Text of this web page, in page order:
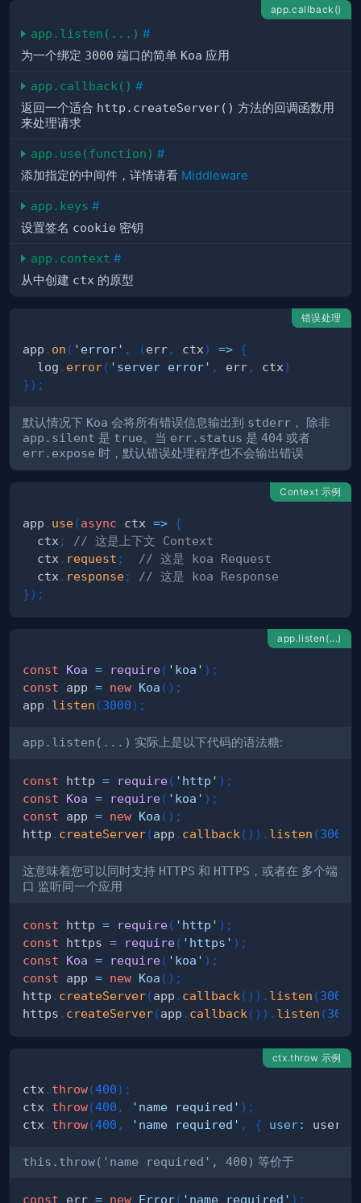
app.callback()
app.listen(...) #
为一个绑定 3000 端口的简单 Koa 应用
app.callback() #
返回一个适合 http.createServer() 方法的回调函数用
来处理请求
app.use(function) #
添加指定的中间件，详情请看 Middleware
app.keys #
设置签名 cookie 密钥
app.context #
从中创建 ctx 的原型
错误处理
app . on ( 'error' , (err, ctx) => {
  log
. error( 'server error' , err, ctx)
}) ;
默认情况下 Koa 会将所有错误信息输出到 stderr ， 除非
app.silent 是 true。当 err.status 是 404 或者
err.expose 时，默认错误处理程序也不会输出错误
Context 示例
app . use(async ctx => {
  ctx
;
// 这是上下文 Context
  ctx
. request ;
// 这是 koa Request
  ctx
. response;
// 这是 koa Response
}) ;
app.listen(...)
const Koa = require( 'koa' ) ;
const app = new Koa ( ) ;
app . listen (3000) ;
app.listen(...) 实际上是以下代码的语法糖:
const http = require( 'http' ) ;
const
Koa = require( 'koa' ) ;
const app = new Koa ( ) ;
http . createServer(app . callback ( ) ) . listen (3000
这意味着您可以同时支持 HTTPS 和 HTTPS ，或者在 多个端
口 监听同一个应用
const http = require( 'http' ) ;
const https = require( 'https' ) ;
const
Koa = require( 'koa' ) ;
const app = new Koa ( ) ;
http . createServer(app . callback ( ) ) . listen (3000
https . createServer(app . callback ( ) ) . listen (3001
ctx.throw 示例
ctx . throw(400) ;
ctx . throw(400 , 'name required' ) ;
ctx . throw(400 , 'name required' , { user: user
this.throw('name required', 400) 等价于
const err = new Error( 'name required' ) ;